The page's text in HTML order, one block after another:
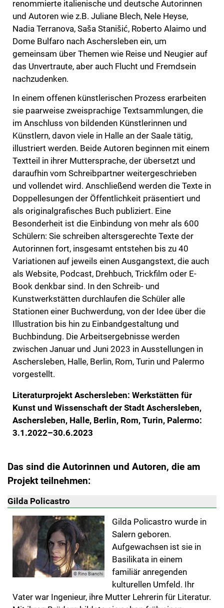
renommierte italienische und deutsche Autorinnen
und Autoren wie z.B. Juliane Blech, Nele Heyse,
Nadia Terranova, Saša Stanišić, Roberto Alaimo und
Dome Bulfaro nach Aschersleben ein, um
gemeinsam über Themen wie Reise und Neugier auf
das Unvertraute, aber auch Flucht und Fremdsein
nachzudenken.
In einem offenen künstlerischen Prozess erarbeiten
sie paarweise zweisprachige Textsammlungen, die
im Anschluss von bildenden Künstlerinnen und
Künstlern, davon viele in Halle an der Saale tätig,
illustriert werden. Beide Autoren beginnen mit einem
Textteil in ihrer Muttersprache, der übersetzt und
daraufhin vom Schreibpartner weitergeschrieben
und vollendet wird. Anschließend werden die Texte in
Doppellesungen der Öffentlichkeit präsentiert und
als originalgrafisches Buch publiziert. Eine
Besonderheit ist die Einbindung von mehr als 600
Schülern: Sie schreiben altersgerechte Texte der
Autorinnen fort, insgesamt entstehen bis zu 40
Variationen auf jeweils einen Ausgangstext, die auch
als Website, Podcast, Drehbuch, Trickfilm oder E-
Book denkbar sind. In den Schreib- und
Kunstwerkstätten durchlaufen die Schüler alle
Stationen einer Buchwerdung, von der Idee über die
Illustration bis hin zu Einbandgestaltung und
Buchbindung. Die Arbeitsergebnisse werden
zwischen Januar und Juni 2023 in Ausstellungen in
Aschersleben, Halle, Berlin, Rom, Turin und Palermo
vorgestellt.
Literaturprojekt Aschersleben: Werkstätten für
Kunst und Wissenschaft der Stadt Aschersleben,
Aschersleben, Halle, Berlin, Rom, Turin, Palermo:
3.1.2022–30.6.2023
Das sind die Autorinnen und Autoren, die am
Projekt teilnehmen:
Gilda Policastro
© Rino Bianchi
Gilda Policastro wurde in
Salern geboren.
Aufgewachsen ist sie in
Basilikata in einem
familiär anregenden
kulturellen Umfeld. Ihr
Vater war Ingenieur, ihre Mutter Lehrerin für Literatur.